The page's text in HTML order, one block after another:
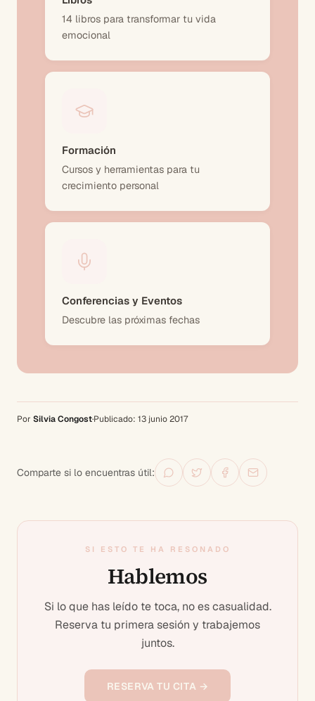
14 libros para transformar tu vida
emocional
Formación
Cursos y herramientas para tu
crecimiento personal
Conferencias y Eventos
Descubre las próximas fechas
Por Silvia Congost·Publicado: 13 junio 2017
Comparte si lo encuentras útil:
SI ESTO TE HA RESONADO
Hablemos
Si lo que has leído te toca, no es casualidad.
Reserva tu primera sesión y trabajemos
juntos.
RESERVA TU CITA →